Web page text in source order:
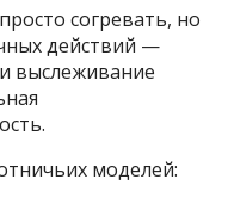
согревать, но
действий —
выслеживание
моделей: